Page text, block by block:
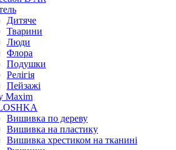
Дитяче
Тварини
Люди
Флора
Подушки
Релігія
Пейзажі
Maxim
Вишивка по дереву
Вишивка на пластику
Вишивка хрестиком на тканині